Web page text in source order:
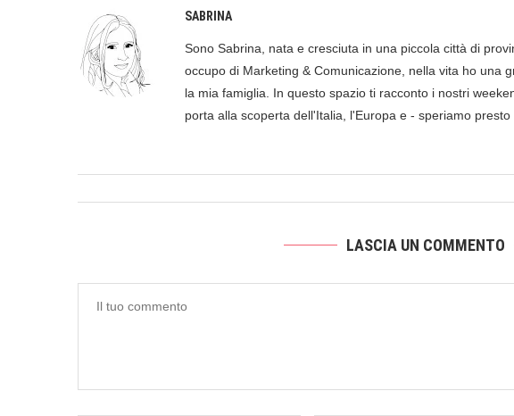
SABRINA
Sono Sabrina, nata e cresciuta in una piccola città di
occupo di Marketing & Comunicazione, nella vita ho una
la mia famiglia. In questo spazio ti racconto i nostri
porta alla scoperta dell'Italia, l'Europa e - speriamo
LASCIA UN COMMENTO